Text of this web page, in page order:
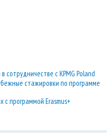
сотрудничестве с KPMG Poland
стажировки по программе
программой Erasmus+